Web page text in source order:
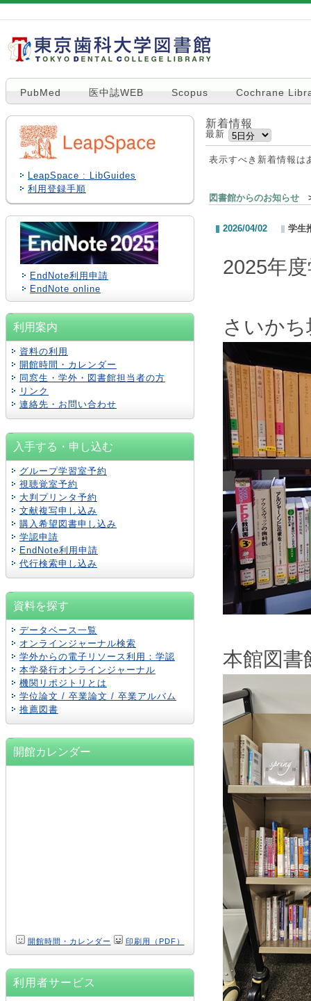
PubMed 医中誌WEB Scopus Cochrane
LeapSpace : LibGuides
利用登録手順
EndNote利用申請
EndNote online
利用案内
資料の利用
開館時間・カレンダー
同窓生・学外・図書館担当者の方
リンク
連絡先・お問い合わせ
入手する・申し込む
グループ学習室予約
視聴覚室予約
大判プリンタ予約
文献複写申し込み
購入希望図書申し込み
学認申請
EndNote利用申請
代行検索申し込み
資料を探す
データベース一覧
オンラインジャーナル検索
学外からの電子リソース利用：学認
本学発行オンラインジャーナル
機関リポジトリとは
学位論文 / 卒業論文 / 卒業アルバム
推薦図書
開館カレンダー
開館時間・カレンダー 印刷用（PDF）
利用者サービス
新着情報
最新
表示すべき新着情報は
図書館からのお知らせ
2026/04/02 学生
2025年
さいか
本館図書